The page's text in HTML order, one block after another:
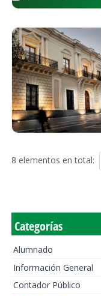
8 elementos en total:
Categorías
Alumnado
Información General
Contador Público